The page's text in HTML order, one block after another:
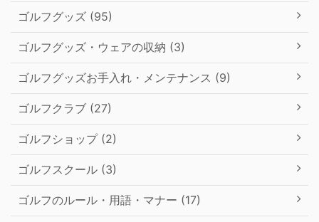
ゴルフグッズ (95)
ゴルフグッズ・ウェアの収納 (3)
ゴルフグッズお手入れ・メンテナンス (9)
ゴルフクラブ (27)
ゴルフショップ (2)
ゴルフスクール (3)
ゴルフのルール・用語・マナー (17)